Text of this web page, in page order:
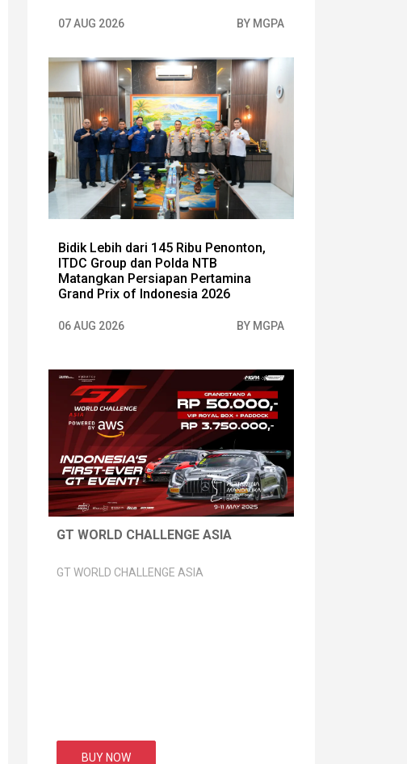
07 AUG 2026 BY MGPA
Bidik Lebih dari 145 Ribu Penonton,
ITDC Group dan Polda NTB
Matangkan Persiapan Pertamina
Grand Prix of Indonesia 2026
06 AUG 2026 BY MGPA
GT WORLD CHALLENGE ASIA
GT WORLD CHALLENGE ASIA
BUY NOW